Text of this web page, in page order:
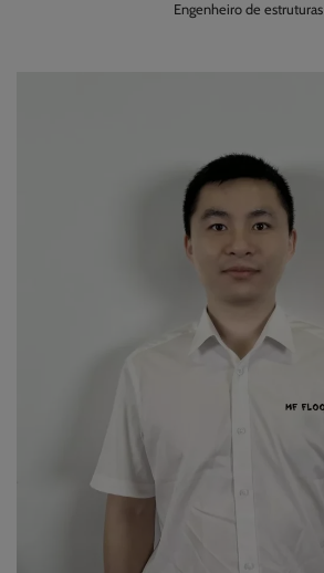
Engenheiro de estruturas